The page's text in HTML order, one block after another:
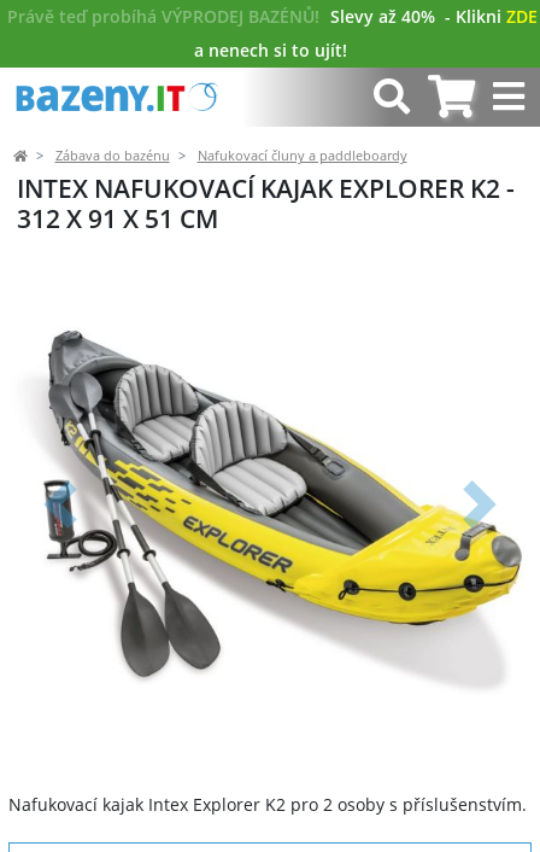
Právě teď probíhá VÝPRODEJ BAZÉNŮ! Slevy až 40% - Klikni ZDE
a nenech si to ujít!
Zábava do bazénu Nafukovací čluny a paddleboardy
INTEX NAFUKOVACÍ KAJAK EXPLORER K2 -
312 X 91 X 51 CM
Předchozí Další
Nafukovací kajak Intex Explorer K2 pro 2 osoby s příslušenstvím.